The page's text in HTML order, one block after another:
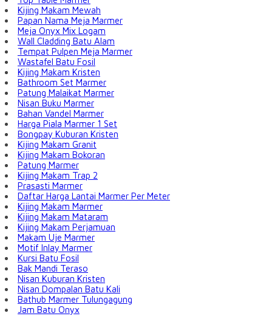
Kijing Makam Mewah
Papan Nama Meja Marmer
Meja Onyx Mix Logam
Wall Cladding Batu Alam
Tempat Pulpen Meja Marmer
Wastafel Batu Fosil
Kijing Makam Kristen
Bathroom Set Marmer
Patung Malaikat Marmer
Nisan Buku Marmer
Bahan Vandel Marmer
Harga Piala Marmer 1 Set
Bongpay Kuburan Kristen
Kijing Makam Granit
Kijing Makam Bokoran
Patung Marmer
Kijing Makam Trap 2
Prasasti Marmer
Daftar Harga Lantai Marmer Per Meter
Kijing Makam Marmer
Kijing Makam Mataram
Kijing Makam Perjamuan
Makam Uje Marmer
Motif Inlay Marmer
Kursi Batu Fosil
Bak Mandi Teraso
Nisan Kuburan Kristen
Nisan Dompalan Batu Kali
Bathub Marmer Tulungagung
Jam Batu Onyx